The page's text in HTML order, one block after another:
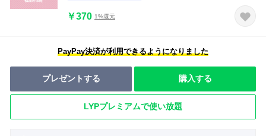
￥370 1%還元
PayPay決済が利用できるようになりました
プレゼントする 購入する
LYPプレミアムで使い放題